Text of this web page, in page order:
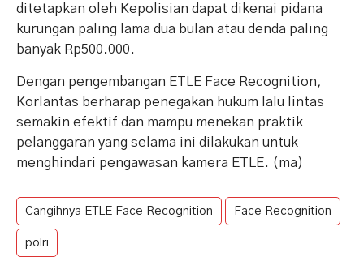
ditetapkan oleh Kepolisian dapat dikenai pidana
kurungan paling lama dua bulan atau denda paling
banyak Rp500.000.
Dengan pengembangan ETLE Face Recognition,
Korlantas berharap penegakan hukum lalu lintas
semakin efektif dan mampu menekan praktik
pelanggaran yang selama ini dilakukan untuk
menghindari pengawasan kamera ETLE. (ma)
Cangihnya ETLE Face Recognition Face Recognition
polri